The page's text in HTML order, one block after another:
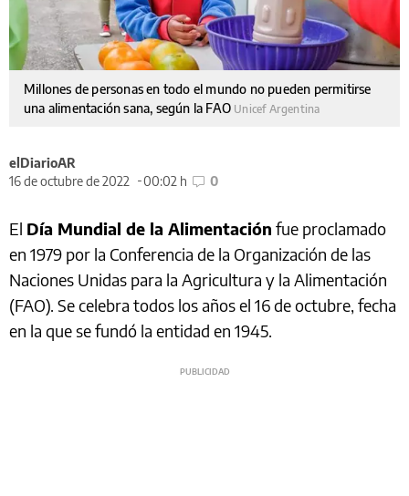
Millones de personas en todo el mundo no pueden permitirse
una alimentación sana, según la FAO Unicef Argentina
elDiarioAR
16 de octubre de 2022
00:02 h 0
El Día Mundial de la Alimentación fue proclamado
en 1979 por la Conferencia de la Organización de las
Naciones Unidas para la Agricultura y la Alimentación
(FAO). Se celebra todos los años el 16 de octubre, fecha
en la que se fundó la entidad en 1945.